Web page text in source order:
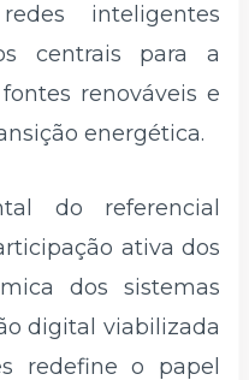
inteligentes
centrais para a
renováveis e
energética.
do referencial
ativa dos
dos sistemas
digital viabilizada
redefine o papel